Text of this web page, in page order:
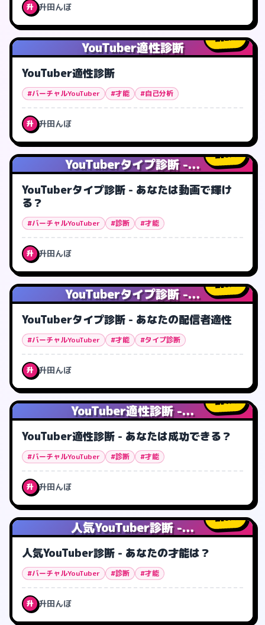
升 升田んぼ
YouTuber適性診断
2人
YouTuber適性診断
#バーチャルYouTuber #才能 #自己分析
升 升田んぼ
YouTuberタイプ診断 -...
0人
YouTuberタイプ診断 - あなたは動画で輝け
る？
#バーチャルYouTuber #診断 #才能
升 升田んぼ
YouTuberタイプ診断 -...
0人
YouTuberタイプ診断 - あなたの配信者適性
#バーチャルYouTuber #才能 #タイプ診断
升 升田んぼ
YouTuber適性診断 -...
1人
YouTuber適性診断 - あなたは成功できる？
#バーチャルYouTuber #診断 #才能
升 升田んぼ
人気YouTuber診断 -...
0人
人気YouTuber診断 - あなたの才能は？
#バーチャルYouTuber #診断 #才能
升 升田んぼ